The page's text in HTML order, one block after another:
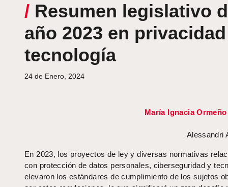
/ Resumen legislativo
año 2023 en
tecnología
24 de Enero, 2024
María Ignacia
Alessandri
En 2023, los proyectos de ley y diversas normativas
con protección de datos personales, ciberseguridad y
elevaron los estándares de cumplimiento de los sujetos